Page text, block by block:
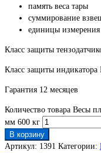
память веса тары
суммирование
единицы
Класс защиты
Класс защиты индикатора
Гарантия 12 месяцев
Количество товара Весы
мм 600 кг
В корзину
Артикул: 1391 Категории: